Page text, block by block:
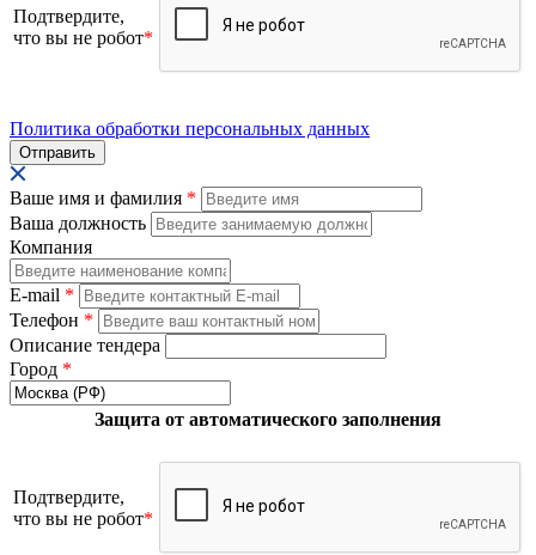
Подтвердите,
что вы не робот*
Политика обработки персональных данных
Ваше имя и фамилия *
Ваша должность
Компания
E-mail *
Телефон *
Описание тендера
Город *
Защита от автоматического заполнения
Подтвердите,
что вы не робот*